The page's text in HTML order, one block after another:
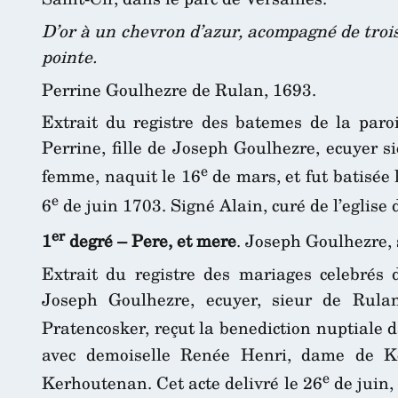
D’or à un chevron d’azur, acompagné de
pointe.
Perrine Goulhezre de Rulan, 1693.
Extrait du registre des batemes de la
Perrine, fille de Joseph Goulhezre, ecuyer
femme, naquit le 16ede mars, et fut batisée
6e de juin 1703. Signé Alain, curé de l’eglise
1erdegré – Pere, et mere. Joseph
Extrait du registre des mariages celebrés
Joseph Goulhezre, ecuyer, sieur de
Pratencosker, reçut la benediction nuptiale
avec demoiselle Renée Henri, dame
Kerhoutenan. Cet acte delivré le 26ede juin,